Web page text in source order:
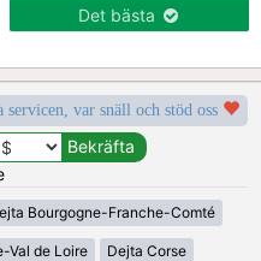
Det bästa
var snäll och stöd oss
Bourgogne-Franche-Comté
Val de Loire Dejta Corse